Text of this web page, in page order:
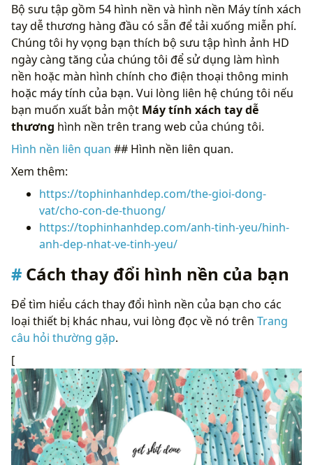
Bộ sưu tập gồm 54 hình nền và hình nền Máy tính xách
tay dễ thương hàng đầu có sẵn để tải xuống miễn phí.
Chúng tôi hy vọng bạn thích bộ sưu tập hình ảnh HD
ngày càng tăng của chúng tôi để sử dụng làm hình
nền hoặc màn hình chính cho điện thoại thông minh
hoặc máy tính của bạn. Vui lòng liên hệ chúng tôi nếu
bạn muốn xuất bản một Máy tính xách tay dễ
thương hình nền trên trang web của chúng tôi.
Hình nền liên quan ## Hình nền liên quan.
Xem thêm:
https://tophinhanhdep.com/the-gioi-dong-
vat/cho-con-de-thuong/
https://tophinhanhdep.com/anh-tinh-yeu/hinh-
anh-dep-nhat-ve-tinh-yeu/
Cách thay đổi hình nền của bạn
Để tìm hiểu cách thay đổi hình nền của bạn cho các
loại thiết bị khác nhau, vui lòng đọc về nó trên Trang
câu hỏi thường gặp.
[